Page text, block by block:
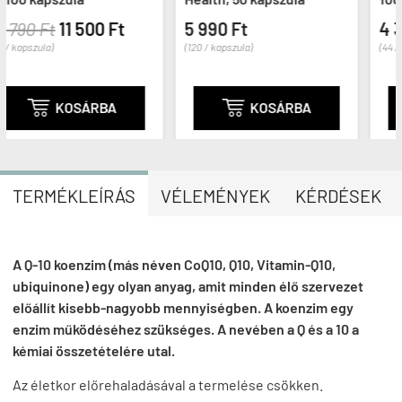
Ft 5 990 Ft
 
TERMÉKLEÍRÁS VÉLEMÉNYEK KÉRDÉSEK
A Q-10 koenzim (más néven CoQ10, Q10, Vitamin-Q10,
ubiquinone) egy olyan anyag, amit minden élő szervezet
előállít kisebb-nagyobb mennyiségben. A koenzim egy
enzim működéséhez szükséges. A nevében a Q és a 10 a
kémiai összetételére utal.
Az életkor előrehaladásával a termelése csökken.